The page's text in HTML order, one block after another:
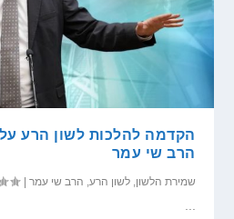
הקדמה להלכות לשון הרע
הרב שי עמר
שמירת הלשון ,לשון הרע הרב שי עמר |